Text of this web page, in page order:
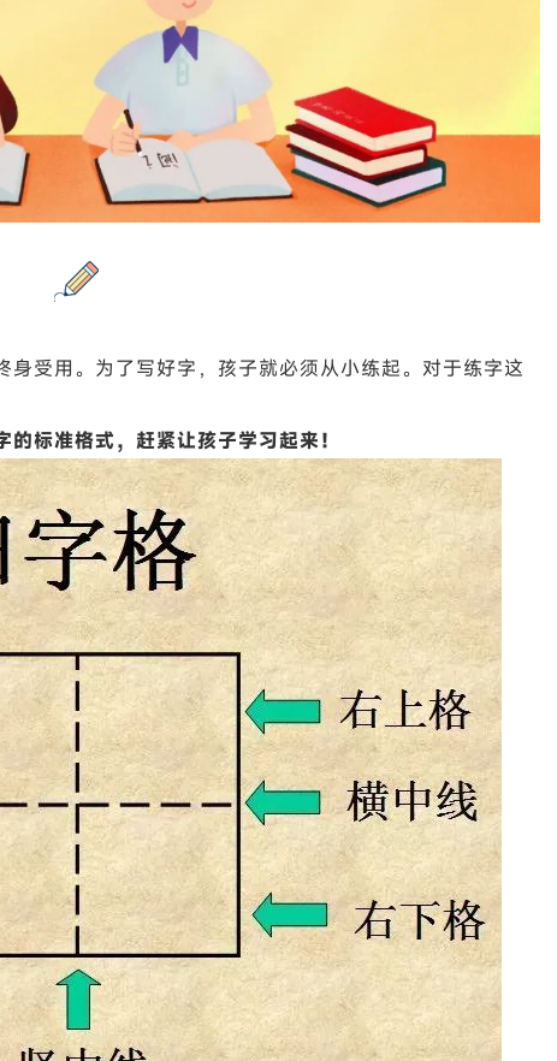
受用。为了写好字，孩子就必须从小练起。对于练字这
标准格式，赶紧让孩子学习起来！